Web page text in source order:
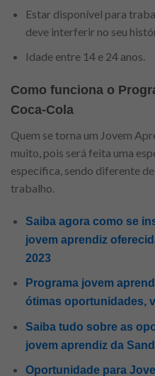
Estar disponível para
deve interferir no seu
Idade entre 14 e 24 anos.
Como funciona o
Coca-Cola
Quem se torna um Jovem
muito, pois será feita uma
específica, sendo diferente
trabalho.
Saiba agora como se
jovem aprendiz
2023
Programa jovem
ótimas oportunidades,
Saiba tudo sobre as
jovem aprendiz da
Oportunidade para